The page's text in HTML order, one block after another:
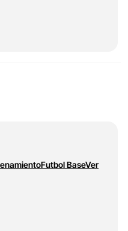
Futbol BaseVer